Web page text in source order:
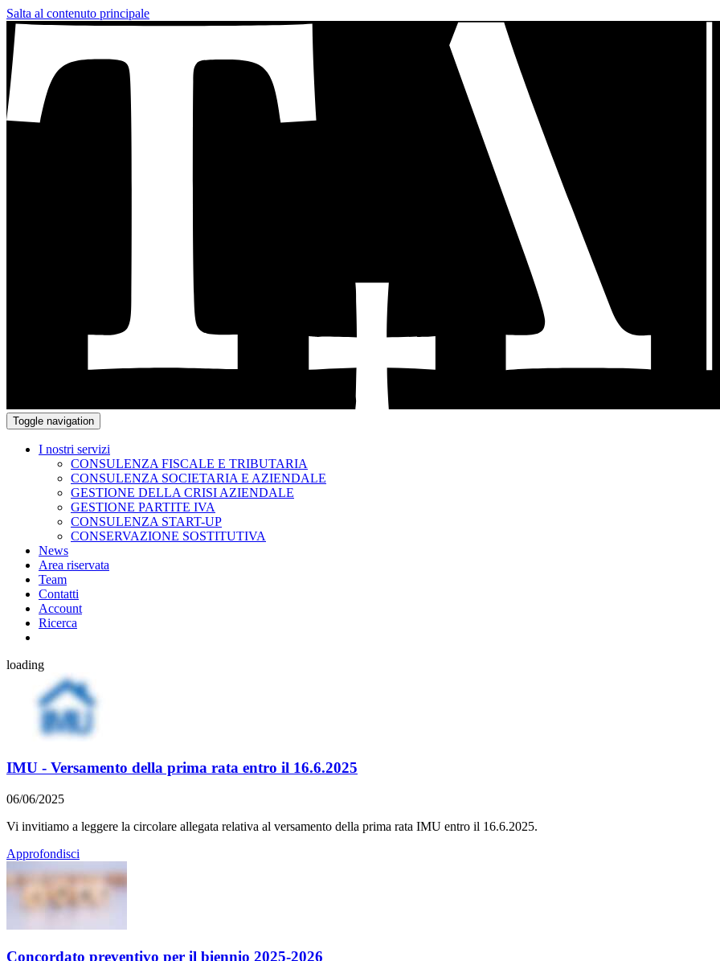
Salta al contenuto principale
Toggle navigation
I nostri servizi
CONSULENZA FISCALE E TRIBUTARIA
CONSULENZA SOCIETARIA E AZIENDALE
GESTIONE DELLA CRISI AZIENDALE
GESTIONE PARTITE IVA
CONSULENZA START-UP
CONSERVAZIONE SOSTITUTIVA
News
Area riservata
Team
Contatti
Account
Ricerca
loading
IMU - Versamento della prima rata entro il 16.6.2025
06/06/2025
Vi invitiamo a leggere la circolare allegata relativa al versamento della prima rata IMU entro il 16.6.2025.
Approfondisci
Concordato preventivo per il biennio 2025-2026